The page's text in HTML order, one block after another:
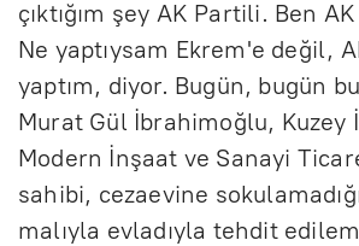
çıktığım şey AK Partili. Ben
Ne yaptıysam Ekrem'e değil,
yaptım, diyor. Bugün, bugün
Murat Gül İbrahimoğlu, Kuzey
Modern İnşaat ve Sanayi
sahibi, cezaevine
malıyla evladıyla tehdit